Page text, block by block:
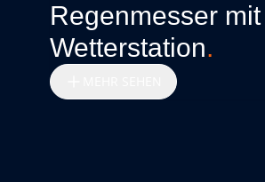
Regenmesser
Wetterstation.